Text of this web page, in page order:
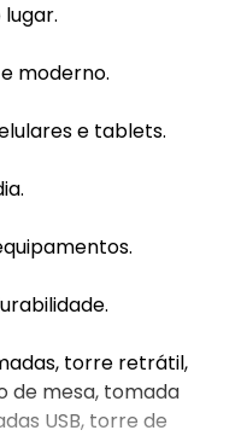
moderno.
e tablets.
torre retrátil,
de mesa, tomada
USB, torre de